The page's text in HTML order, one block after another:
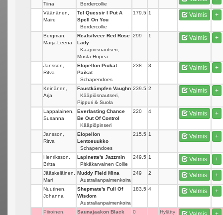
Tiina
Bordercollie
Väänänen,
Maire
Tel Quessir I Put A
Spell On You
Bordercollie
179.5 1 Valmis +
Bergman,
Marja-Leena
Realsilveer Red Rose
Lady
Kääpiösnautseri,
Musta-Hopea
299 1 Valmis +
Jansson,
Ritva
Elopellon Piukat
Paikat
Schapendoes
238 3 Valmis +
Keinänen,
Arja
Faustkämpfen Vaughn
Kääpiösnautseri,
Pippuri & Suola
239.5 2 Valmis +
Lappalainen,
Susanna
Everlasting Chance
Be Out Of Control
Kääpiöpinseri
220 4 Valmis +
Jansson,
Ritva
Elopellon
Lentosuukko
Schapendoes
215.5 1 Valmis +
Henriksson,
Britta
Lapinette's Jazzmin
Pitkäkarvainen Collie
249.5 1 Valmis +
Jääskeläinen,
Mari
Muddy Field Mina
Australianpaimenkoira
249 2 Valmis +
Nuutinen,
Johanna
Shepmate's Full Of
Wisdom
Australianpaimenkoira
183.5 4 Valmis +
Piiroinen, Saunajaakon Black 0 Hylätty